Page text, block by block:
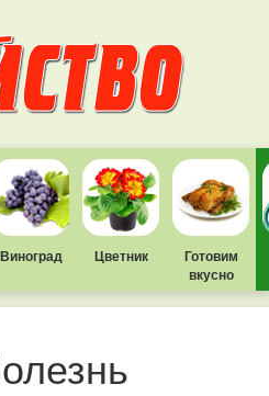
Виноград Цветник
Готовим
вкусно